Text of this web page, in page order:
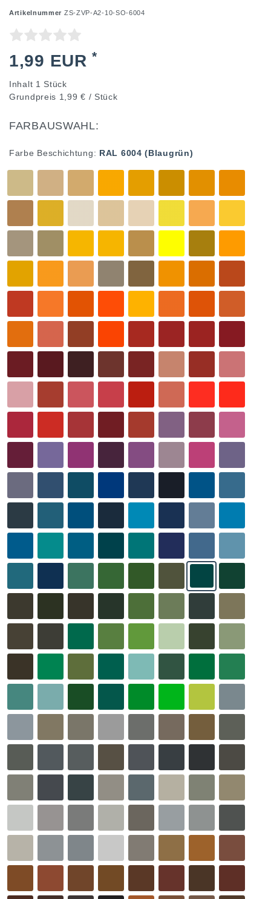
Artikelnummer ZS-ZVP-A2-10-SO-6004
1,99 EUR*
Inhalt 1 Stück
Grundpreis 1,99 € / Stück
FARBAUSWAHL:
Farbe Beschichtung: RAL 6004 (Blaugrün)